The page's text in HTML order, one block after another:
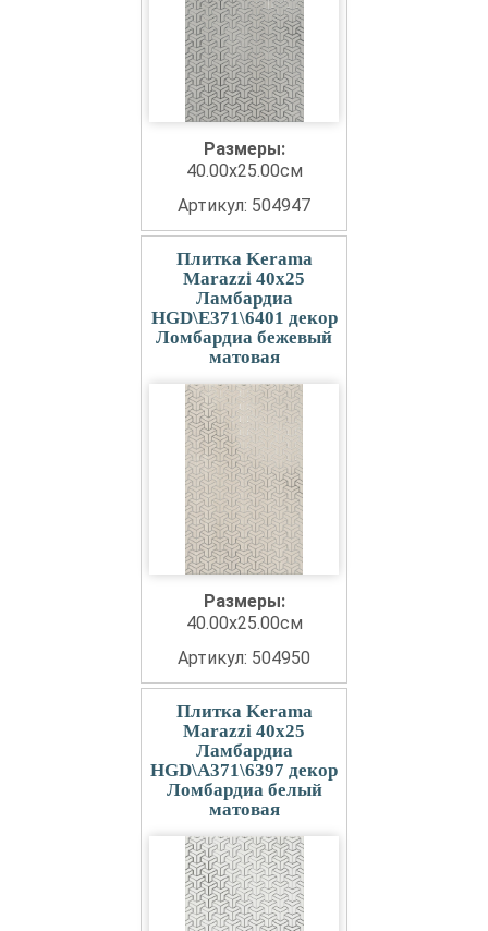
Размеры:
40.00x25.00см
Артикул: 504947
Плитка Kerama
Marazzi 40x25
Ламбардиа
HGD\E371\6401 декор
Ломбардиа бежевый
матовая
Размеры:
40.00x25.00см
Артикул: 504950
Плитка Kerama
Marazzi 40x25
Ламбардиа
HGD\A371\6397 декор
Ломбардиа белый
матовая